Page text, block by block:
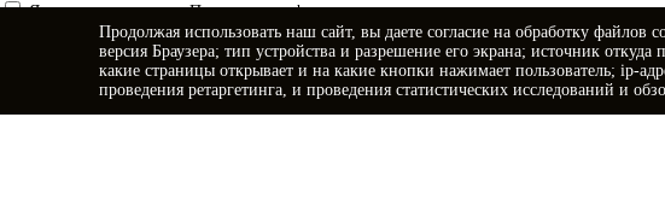
Я принимаю условияПолитики конфиденциальности
согласие на обработку персональных данных
Отправить заявку
Продолжая использовать наш сайт, вы даете согласие на обработку файлов
версия Браузера; тип устройства и разрешение его экрана; источник
какие страницы открывает и на какие кнопки нажимает пользователь; ip-
проведения ретаргетинга, и проведения статистических исследований и